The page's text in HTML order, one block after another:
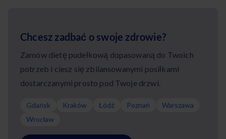
Chcesz zadbać o swoje zdrowie?
Zamów dietę pudełkową dopasowaną do Twoich
potrzeb i ciesz się zbilansowanymi posiłkami
dostarczanymi prosto pod Twoje drzwi.
Gdańsk Kraków Łódź Poznań
Warszawa
Wrocław